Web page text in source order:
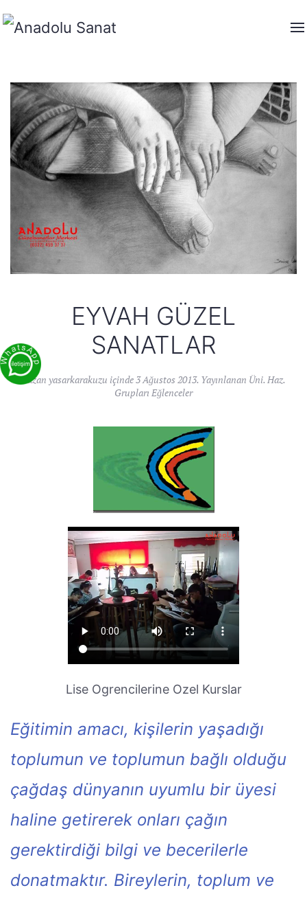
EYVAH GÜZEL
SANATLAR
Yazan yasarkarakuzu içinde3 Ağustos 2013. Yayınlanan Üni. Haz.
Grupları Eğlenceler
Lise Ogrencilerine Ozel Kurslar
Eğitimin amacı, kişilerin yaşadığı
toplumun ve toplumun bağlı olduğu
çağdaş dünyanın uyumlu bir üyesi
haline getirerek onları çağın
gerektirdiği bilgi ve becerilerle
donatmaktır. Bireylerin, toplum ve